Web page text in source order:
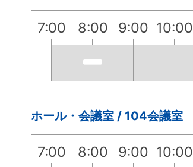
7:00 8:00 9:00 10:00
ホール・会議室 / 104会議室
7:00 8:00 9:00 10:00